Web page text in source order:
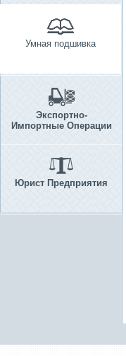
Умная подшивка
Экспортно-
Импортные Операции
Юрист Предприятия